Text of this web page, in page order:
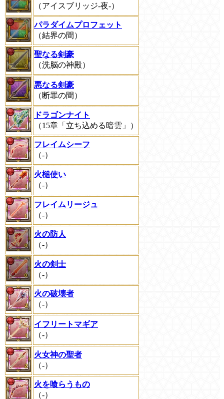
（アイスブリッジ-夜-）
パラダイムプロフェット
（結界の間）
聖なる剣豪
（洗脳の神殿）
悪なる剣豪
（断罪の間）
ドラゴンナイト
（15章「立ち込める暗雲」）
フレイムシーフ
（-）
火槌使い
（-）
フレイムリージュ
（-）
火の防人
（-）
火の剣士
（-）
火の破壊者
（-）
イフリートマギア
（-）
火女神の聖者
（-）
火を喰らうもの
（-）